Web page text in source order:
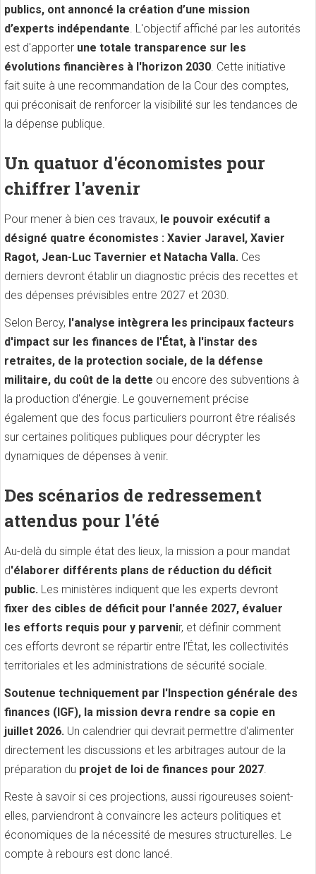
publics, ont annoncé la création d’une mission
d’experts indépendante. L'objectif affiché par les autorités
est d'apporter une totale transparence sur les
évolutions financières à l'horizon 2030. Cette initiative
fait suite à une recommandation de la Cour des comptes,
qui préconisait de renforcer la visibilité sur les tendances de
la dépense publique.
Un quatuor d'économistes pour
chiffrer l'avenir
Pour mener à bien ces travaux, le pouvoir exécutif a
désigné quatre économistes : Xavier Jaravel, Xavier
Ragot, Jean-Luc Tavernier et Natacha Valla. Ces
derniers devront établir un diagnostic précis des recettes et
des dépenses prévisibles entre 2027 et 2030.
Selon Bercy, l'analyse intègrera les principaux facteurs
d'impact sur les finances de l'État, à l'instar des
retraites, de la protection sociale, de la défense
militaire, du coût de la dette ou encore des subventions à
la production d'énergie. Le gouvernement précise
également que des focus particuliers pourront être réalisés
sur certaines politiques publiques pour décrypter les
dynamiques de dépenses à venir.
Des scénarios de redressement
attendus pour l'été
Au-delà du simple état des lieux, la mission a pour mandat
d'élaborer différents plans de réduction du déficit
public. Les ministères indiquent que les experts devront
fixer des cibles de déficit pour l'année 2027, évaluer
les efforts requis pour y parvenir, et définir comment
ces efforts devront se répartir entre l’État, les collectivités
territoriales et les administrations de sécurité sociale.
Soutenue techniquement par l'Inspection générale des
finances (IGF), la mission devra rendre sa copie en
juillet 2026. Un calendrier qui devrait permettre d'alimenter
directement les discussions et les arbitrages autour de la
préparation du projet de loi de finances pour 2027.
Reste à savoir si ces projections, aussi rigoureuses soient-
elles, parviendront à convaincre les acteurs politiques et
économiques de la nécessité de mesures structurelles. Le
compte à rebours est donc lancé.